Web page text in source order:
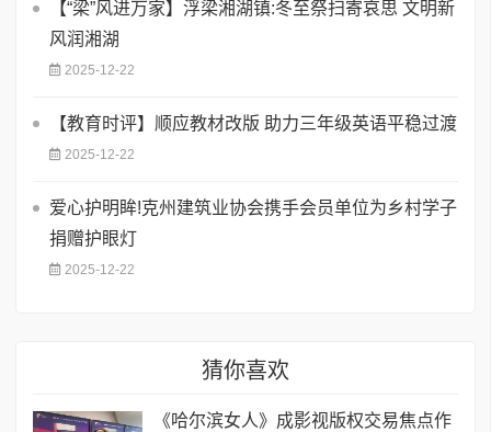
【“梁”风进万家】浮梁湘湖镇:冬至祭扫寄哀思 文明新
风润湘湖
2025-12-22
【教育时评】顺应教材改版 助力三年级英语平稳过渡
2025-12-22
爱心护明眸!克州建筑业协会携手会员单位为乡村学子
捐赠护眼灯
2025-12-22
猜你喜欢
《哈尔滨女人》成影视版权交易焦点作